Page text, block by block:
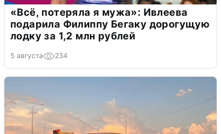
«Всё, потеряла я мужа»: Ивлеева
подарила Филиппу Бегаку дорогущую
лодку за 1,2 млн рублей
5 августа 234